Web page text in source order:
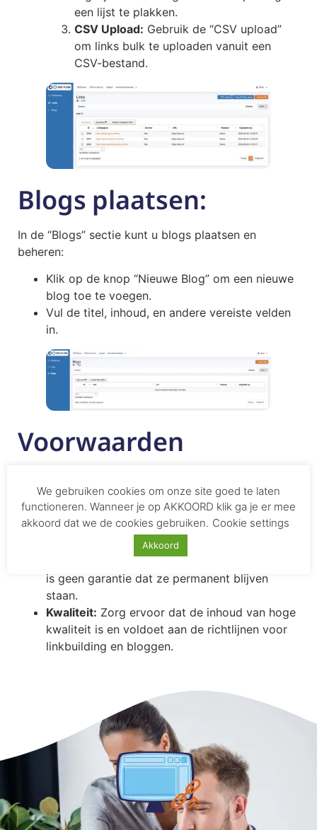
een lijst te plakken.
CSV Upload: Gebruik de “CSV upload”
om links bulk te uploaden vanuit een
CSV-bestand.
Blogs plaatsen:
In de “Blogs” sectie kunt u blogs plaatsen en
beheren:
Klik op de knop “Nieuwe Blog” om een nieuwe
blog toe te voegen.
Vul de titel, inhoud, en andere vereiste velden
in.
Voorwaarden
bevatten.
Verwijdering:Links en blogs kunnen niet door
gebruikers zelf verwijderd worden.
Beheerdersrechten:Beheerders hebben het
is geen garantie dat ze permanent blijven
staan.
Kwaliteit: Zorg ervoor dat de inhoud van hoge
kwaliteit is en voldoet aan de richtlijnen voor
linkbuilding en bloggen.
We gebruiken cookies om onze site goed te laten
functioneren. Wanneer je op AKKOORD klik ga je er mee
akkoord dat we de cookies gebruiken. Cookie settings
Akkoord